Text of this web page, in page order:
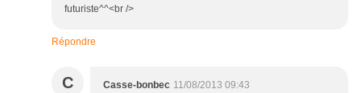
futuriste^^<br />
Répondre
C Casse-bonbec 11/08/2013 09:43